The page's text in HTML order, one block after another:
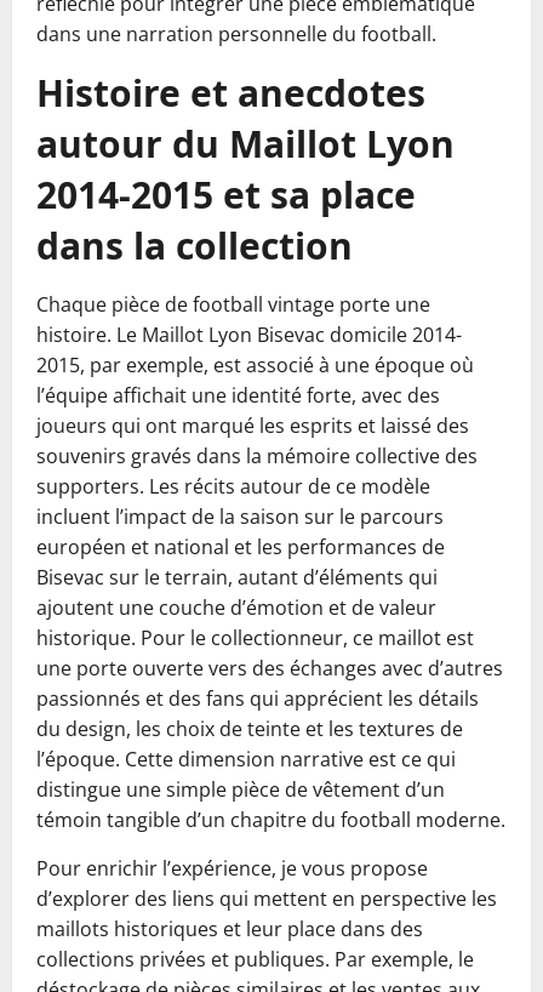
dans une narration personnelle du football.
Histoire et anecdotes
autour du Maillot Lyon
2014-2015 et sa place
dans la collection
Chaque pièce de football vintage porte une
histoire. Le Maillot Lyon Bisevac domicile 2014-
2015, par exemple, est associé à une époque où
l’équipe affichait une identité forte, avec des
joueurs qui ont marqué les esprits et laissé des
souvenirs gravés dans la mémoire collective des
supporters. Les récits autour de ce modèle
incluent l’impact de la saison sur le parcours
européen et national et les performances de
Bisevac sur le terrain, autant d’éléments qui
ajoutent une couche d’émotion et de valeur
historique. Pour le collectionneur, ce maillot est
une porte ouverte vers des échanges avec d’autres
passionnés et des fans qui apprécient les détails
du design, les choix de teinte et les textures de
l’époque. Cette dimension narrative est ce qui
distingue une simple pièce de vêtement d’un
témoin tangible d’un chapitre du football moderne.
Pour enrichir l’expérience, je vous propose
d’explorer des liens qui mettent en perspective les
maillots historiques et leur place dans des
collections privées et publiques. Par exemple, le